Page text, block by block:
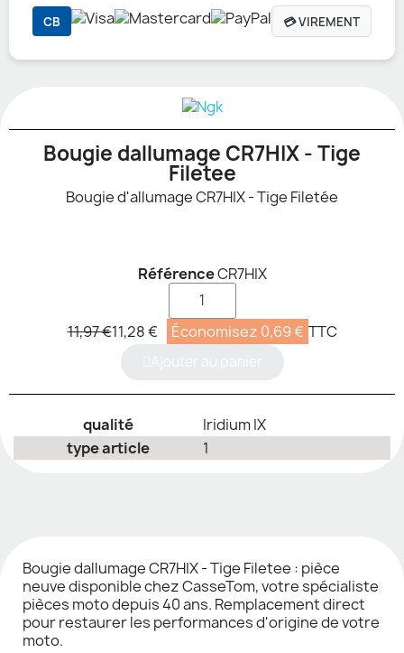
CB 💳 VIREMENT
Bougie dallumage CR7HIX - Tige
Filetee
Bougie d'allumage CR7HIX - Tige Filetée
RéférenceCR7HIX
11,97 €11,28 € Économisez 0,69 € TTC
qualité
Iridium IX
type article
1
Bougie dallumage CR7HIX - Tige Filetee : pièce
neuve disponible chez CasseTom, votre spécialiste
pièces moto depuis 40 ans. Remplacement direct
pour restaurer les performances d'origine de votre
moto.